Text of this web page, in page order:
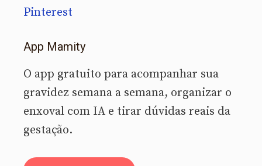
Pinterest
App Mamity
O app gratuito para acompanhar sua
gravidez semana a semana, organizar o
enxoval com IA e tirar dúvidas reais da
gestação.